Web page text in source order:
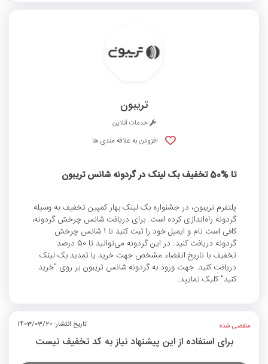
تریبون
خدمات آنلاین
افزودن به علاقه مندی ها
تا %50 تخفیف بک‌ لینک در گردونه شانس تریبون
پلتفرم تریبون، در جشنواره بک‌ لینک بهار کمپین تخفیف به وسیله
گردونه راه‌اندازی کرده است. برای دریافت شانس چرخش گردونه،
کافی است نام و ایمیل خود را ثبت کنید تا 1 شانس چرخش
گردونه دریافت کنید. در این گردونه می‌توانید تا 50 درصد
تخفیف با تاریخ انقضاء مشخص جهت خرید یا تمدید بک‌ لینک
دریافت کنید. جهت ورود به گردونه شانس تریبون بر روی "خرید
کنید" کلیک نمایید.
منقضی شده تاریخ انتشار: 1403/03/20
برای استفاده از این پیشنهاد نیاز به کد تخفیف نیست